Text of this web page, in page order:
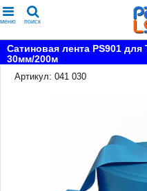
меню поиск
Сатиновая лента PS901 для
30мм/200м
Артикул: 041 030